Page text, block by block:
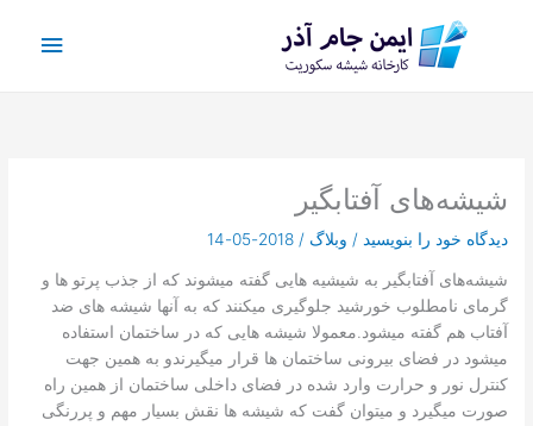
شیشه‌های آفتابگیر
دیدگاه‌ خود را بنویسید / وبلاگ /
2018-05-14
شیشه‌های آفتابگیر به شیشیه هایی گفته میشوند که از جذب پرتو ها و
گرمای نامطلوب خورشید جلوگیری میکنند که به آنها شیشه های ضد
آفتاب هم گفته میشود.معمولا شیشه هایی که در ساختمان استفاده
میشود در فضای بیرونی ساختمان ها قرار میگیرندو به همین جهت
کنترل نور و حرارت وارد شده در فضای داخلی ساختمان از همین راه
صورت میگیرد و میتوان گفت که شیشه ها نقش بسیار مهم و پررنگی